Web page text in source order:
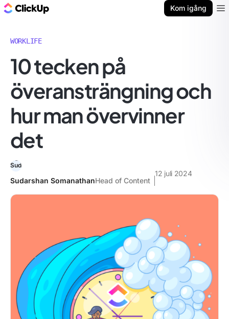
Kom igång
WORKLIFE
10 tecken på
överansträngning och
hur man övervinner
det
Sudarshan SomanathanHead of Content
12 juli 2024